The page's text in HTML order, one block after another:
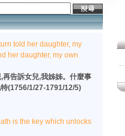
told her daughter, my
her daughter, my own
告訴女兒,我姊姊。什麼事
(1756/1/27-1791/12/5)
is the key which unlocks